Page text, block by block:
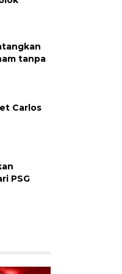
tanpa
Carlos
PSG